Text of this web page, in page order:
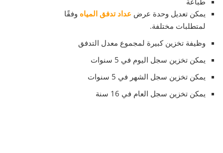
يمكن تعديل وحدة عرض عداد تدفق المياه وفقًا
لمتطلبات مختلفة.
وظيفة تخزين كبيرة لمجموع معدل التدفق
يمكن تخزين سجل اليوم في 5 سنوات
يمكن تخزين سجل الشهر في 5 سنوات
يمكن تخزين سجل العام في 16 سنة